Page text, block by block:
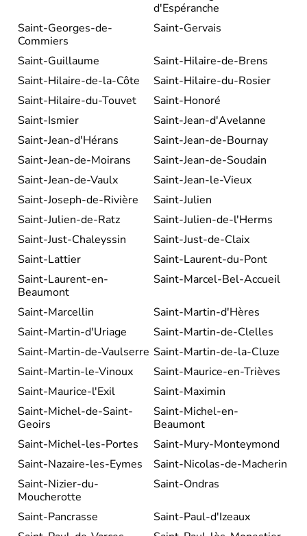
d'Espéranche
Saint-Georges-de-
Commiers
Saint-Gervais
Saint-Guillaume
Saint-Hilaire-de-Brens
Saint-Hilaire-de-la-Côte
Saint-Hilaire-du-Rosier
Saint-Hilaire-du-Touvet
Saint-Honoré
Saint-Ismier
Saint-Jean-d'Avelanne
Saint-Jean-d'Hérans
Saint-Jean-de-Bournay
Saint-Jean-de-Moirans
Saint-Jean-de-Soudain
Saint-Jean-de-Vaulx
Saint-Jean-le-Vieux
Saint-Joseph-de-Rivière
Saint-Julien
Saint-Julien-de-Ratz
Saint-Julien-de-l'Herms
Saint-Just-Chaleyssin
Saint-Just-de-Claix
Saint-Lattier
Saint-Laurent-du-Pont
Saint-Laurent-en-
Beaumont
Saint-Marcel-Bel-Accueil
Saint-Marcellin
Saint-Martin-d'Hères
Saint-Martin-d'Uriage
Saint-Martin-de-Clelles
Saint-Martin-de-Vaulserre Saint-Martin-de-la-Cluze
Saint-Martin-le-Vinoux
Saint-Maurice-en-Trièves
Saint-Maurice-l'Exil
Saint-Maximin
Saint-Michel-de-Saint-
Geoirs
Saint-Michel-en-
Beaumont
Saint-Michel-les-Portes
Saint-Mury-Monteymond
Saint-Nazaire-les-Eymes
Saint-Nicolas-de-Macherin
Saint-Nizier-du-
Moucherotte
Saint-Ondras
Saint-Pancrasse
Saint-Paul-d'Izeaux